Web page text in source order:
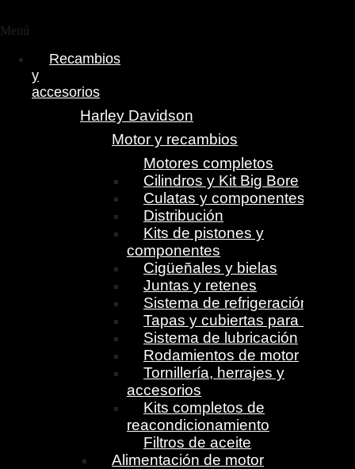
Menú
Recambios
y
accesorios
Harley Davidson
Motor y recambios
Motores completos
Cilindros y Kit Big Bore
Culatas y componentes
Distribución
Kits de pistones y
componentes
Cigüeñales y bielas
Juntas y retenes
Sistema de refrigeración
Tapas y cubiertas para motor
Sistema de lubricación
Rodamientos de motor
Tornillería, herrajes y
accesorios
Kits completos de
reacondicionamiento
Filtros de aceite
Alimentación de motor